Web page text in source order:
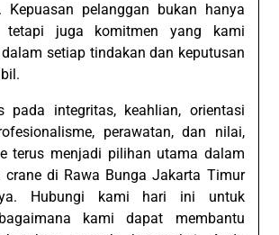
Kepuasan pelanggan bukan hanya
tetapi juga komitmen yang kami
setiap tindakan dan keputusan
pada integritas, keahlian, orientasi
perawatan, dan nilai,
terus menjadi pilihan utama dalam
crane di Rawa Bunga Jakarta Timur
Hubungi kami hari ini untuk
kami dapat membantu